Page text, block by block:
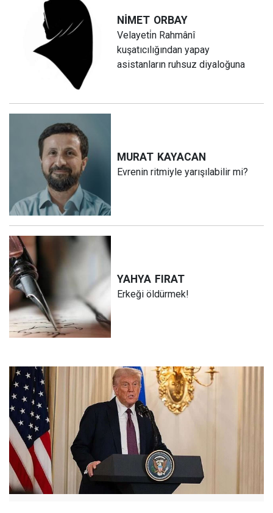
NİMET ORBAY
Velayeti̇n Rahmânî
kuşatıcılığından yapay
asistanların ruhsuz diyaloğuna
MURAT KAYACAN
Evrenin ritmiyle yarışılabilir mi?
YAHYA FIRAT
Erkeği öldürmek!